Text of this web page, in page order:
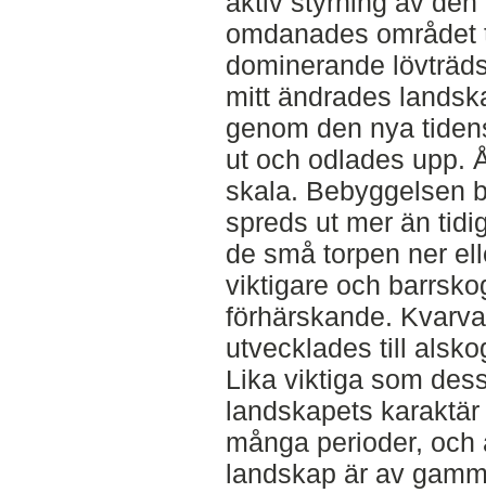
omdanades
dominerande
mitt ändrades
genom den nya
ut och odlades upp.
skala. Bebyggelsen
spreds ut mer än
de små torpen ner
viktigare och
förhärskande.
utvecklades till
Lika viktiga som
landskapets
många perioder,
landskap är av